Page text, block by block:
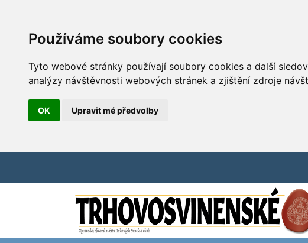
Používáme soubory cookies
Tyto webové stránky používají soubory cookies a další
analýzy návštěvnosti webových stránek a zjištění zdroje
OK Upravit mé předvolby